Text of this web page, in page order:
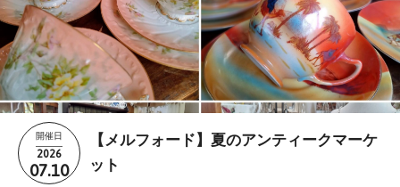
開催日
2026
07.10
【メルフォード】夏のアンティークマーケ
ット